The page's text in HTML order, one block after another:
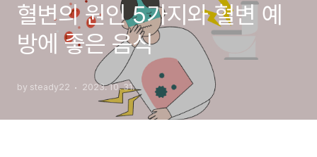
혈변의 원인 5가지와 혈변 예
방에 좋은 음식
by steady22 2023. 10. 31.